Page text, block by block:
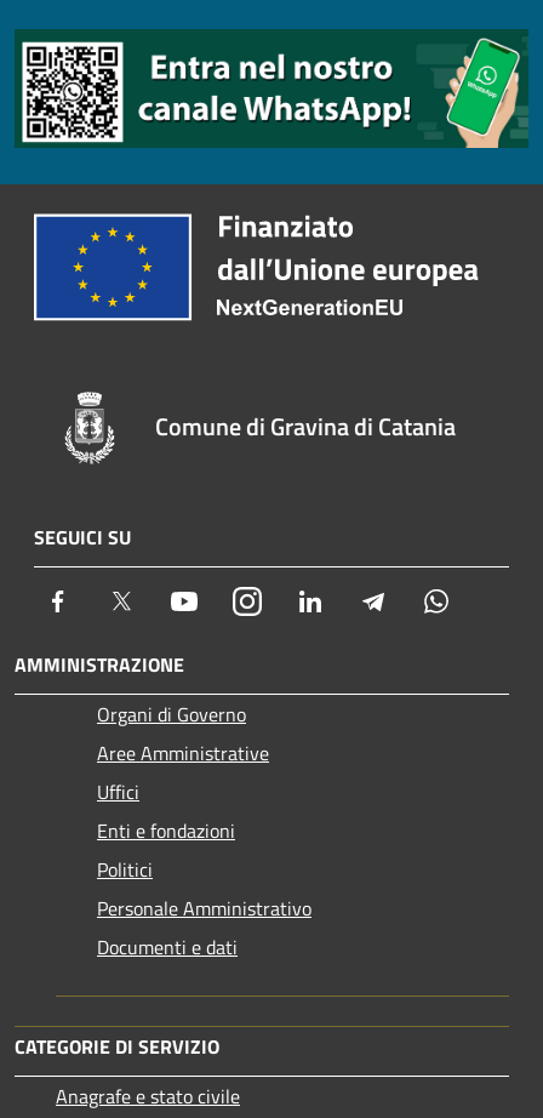
Comune di Gravina di Catania
SEGUICI SU
Facebook Twitter YoutubeInstagram LinkedIn Telegram
AMMINISTRAZIONE
Organi di Governo
Aree Amministrative
Uffici
Enti e fondazioni
Politici
Personale Amministrativo
Documenti e dati
CATEGORIE DI SERVIZIO
Anagrafe e stato civile